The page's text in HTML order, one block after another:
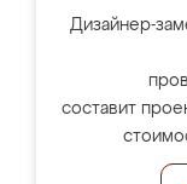
Дизайнер-
составит